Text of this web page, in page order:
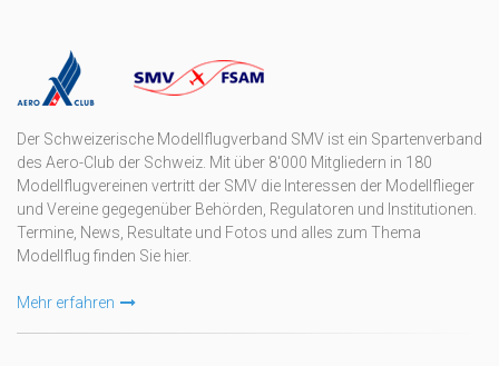
Der Schweizerische Modellflugverband SMV ist ein Spartenverband
des Aero-Club der Schweiz. Mit über 8'000 Mitgliedern in 180
Modellflugvereinen vertritt der SMV die Interessen der Modellflieger
und Vereine gegegenüber Behörden, Regulatoren und Institutionen.
Termine, News, Resultate und Fotos und alles zum Thema
Modellflug finden Sie hier.
Mehr erfahren